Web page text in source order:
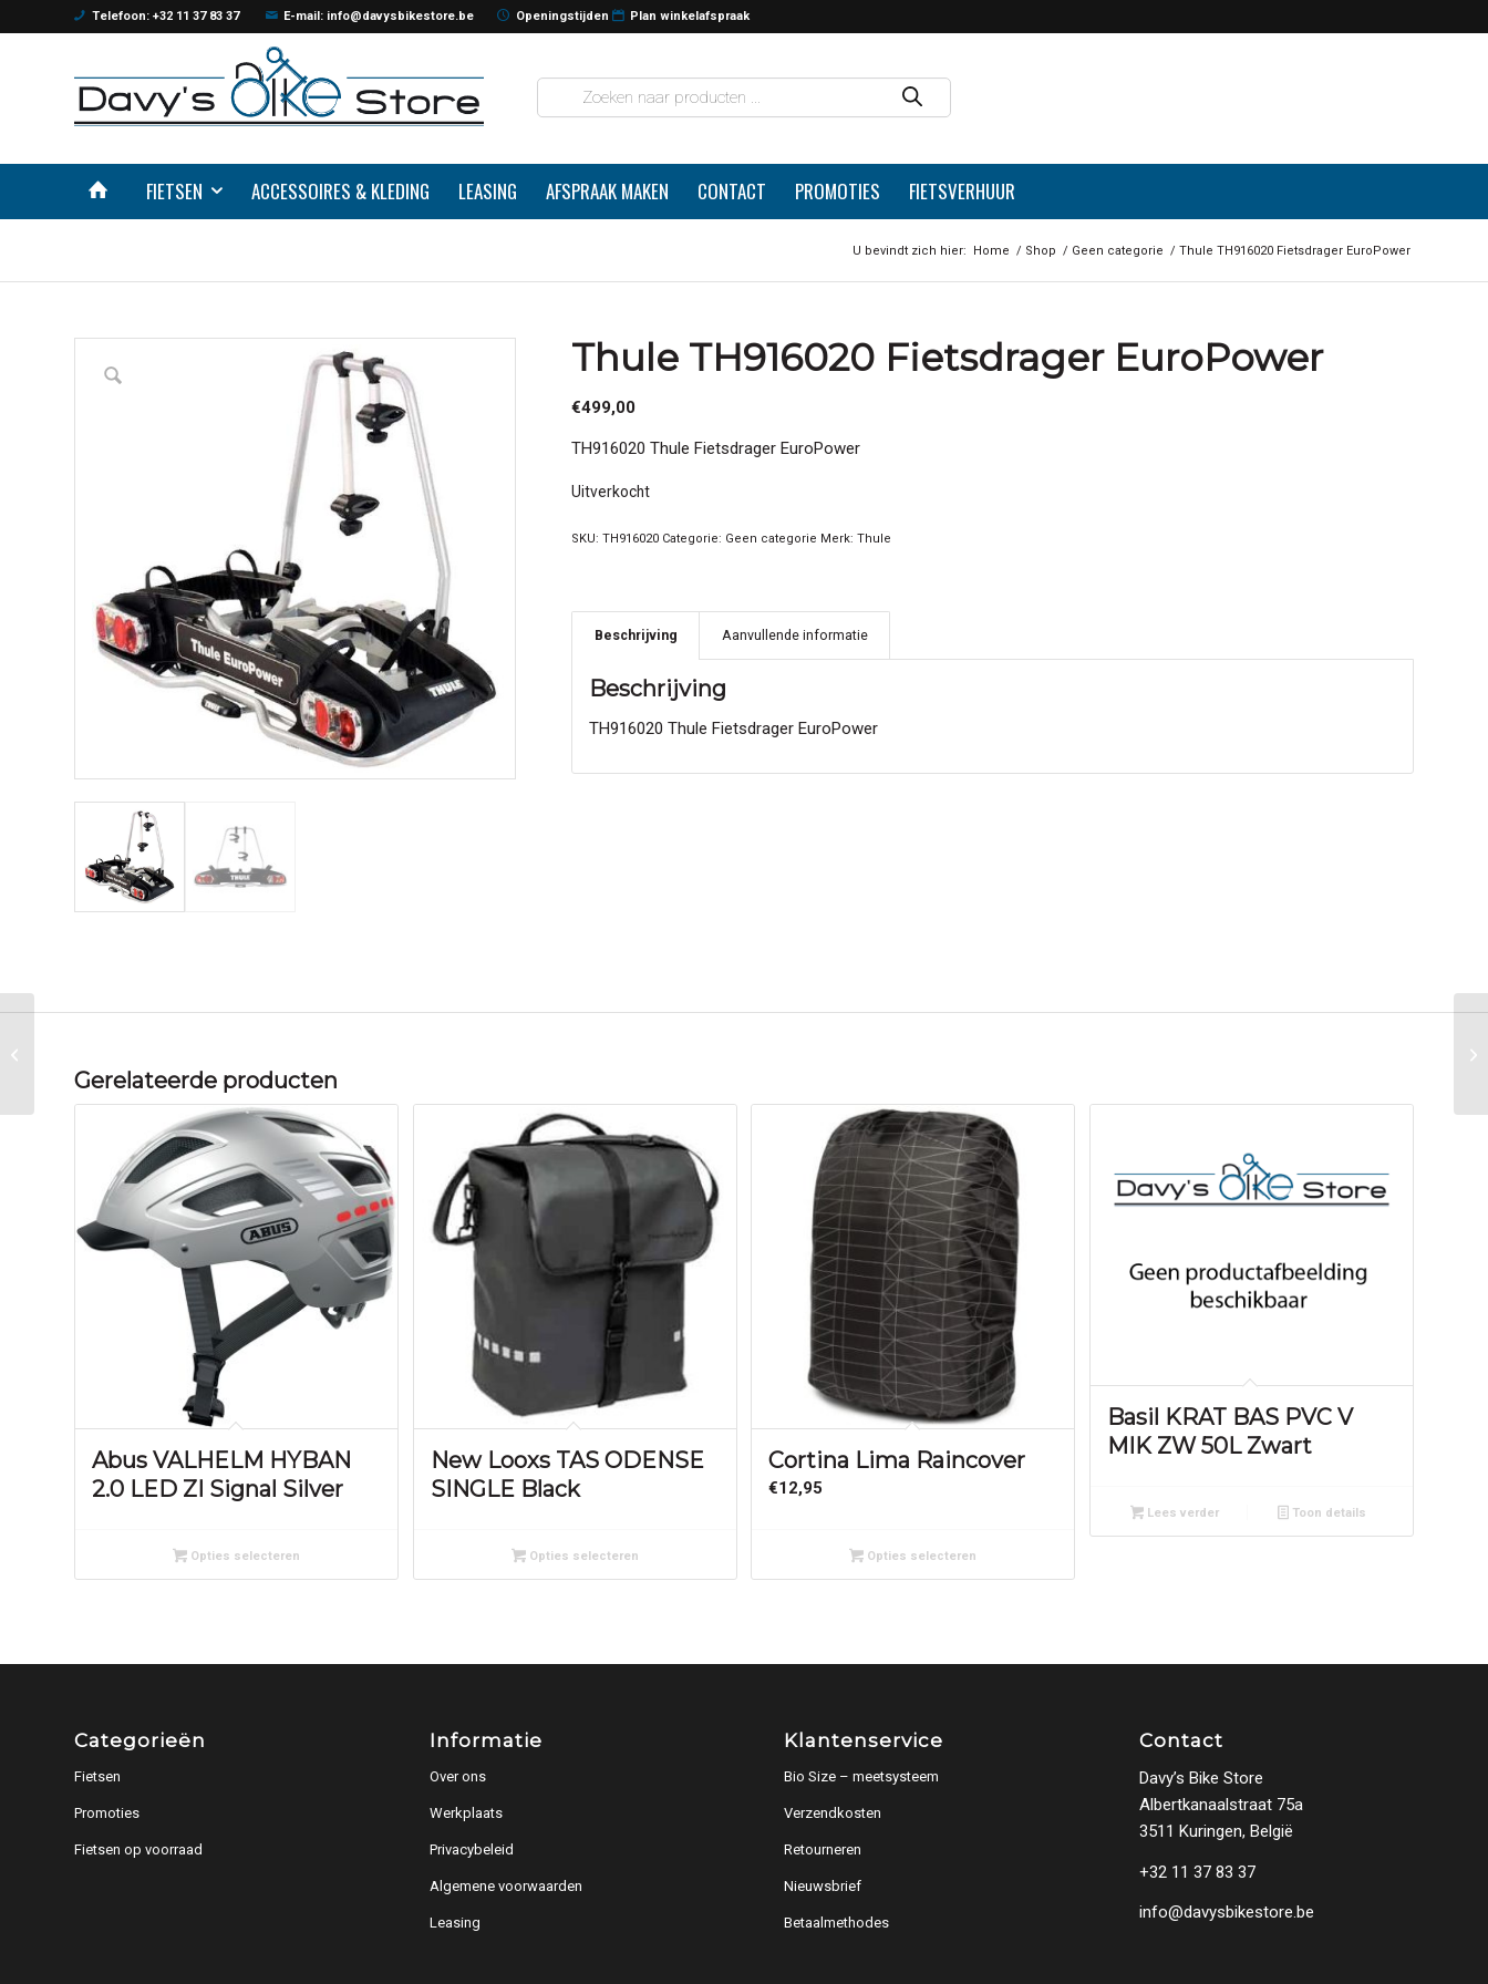
Telefoon: +32 11 37 83 37 E-mail: info@davysbikestore.be Openingstijden Plan winkelafspraak
FIETSEN ACCESSOIRES & KLEDING LEASING AFSPRAAK MAKEN CONTACT PROMOTIES FIETSVERHUUR
U bevindt zich hier: Home / Shop / Geen categorie / Thule TH916020 Fietsdrager EuroPower
Thule TH916020 Fietsdrager EuroPower
€499,00
TH916020 Thule Fietsdrager EuroPower
Uitverkocht
SKU:TH916020 Categorie: Geen categorie Merk:Thule
Beschrijving Aanvullende informatie
Beschrijving
TH916020 Thule Fietsdrager EuroPower
Gerelateerde producten
Abus VALHELM HYBAN
2.0 LED ZI Signal Silver
Opties selecteren
New Looxs TAS ODENSE
SINGLE Black
Opties selecteren
Cortina Lima Raincover
€12,95
Opties selecteren
Basil KRAT BAS PVC V
MIK ZW 50L Zwart
Lees verder Toon details
Categorieën
Fietsen
Promoties
Fietsen op voorraad
Informatie
Over ons
Werkplaats
Privacybeleid
Algemene voorwaarden
Leasing
Klantenservice
Bio Size – meetsysteem
Verzendkosten
Retourneren
Nieuwsbrief
Betaalmethodes
Contact
Davy’s Bike Store
Albertkanaalstraat 75a
3511 Kuringen, België
+32 11 37 83 37
info@davysbikestore.be